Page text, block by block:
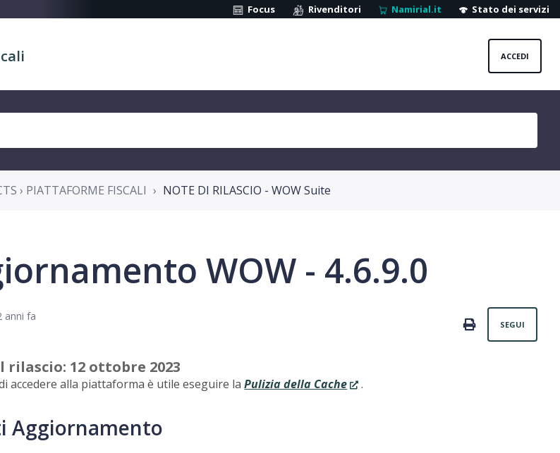
Focus Rivenditori Namirial.it Stato dei servizi
ACCEDI
› PIATTAFORME FISCALI NOTE DI RILASCIO - WOW Suite
WOW - 4.6.9.0
anni fa PRINT
SEGUI
rilascio: 12 ottobre 2023
accedere alla piattaforma è utile eseguire laPulizia della Cache .
Aggiornamento